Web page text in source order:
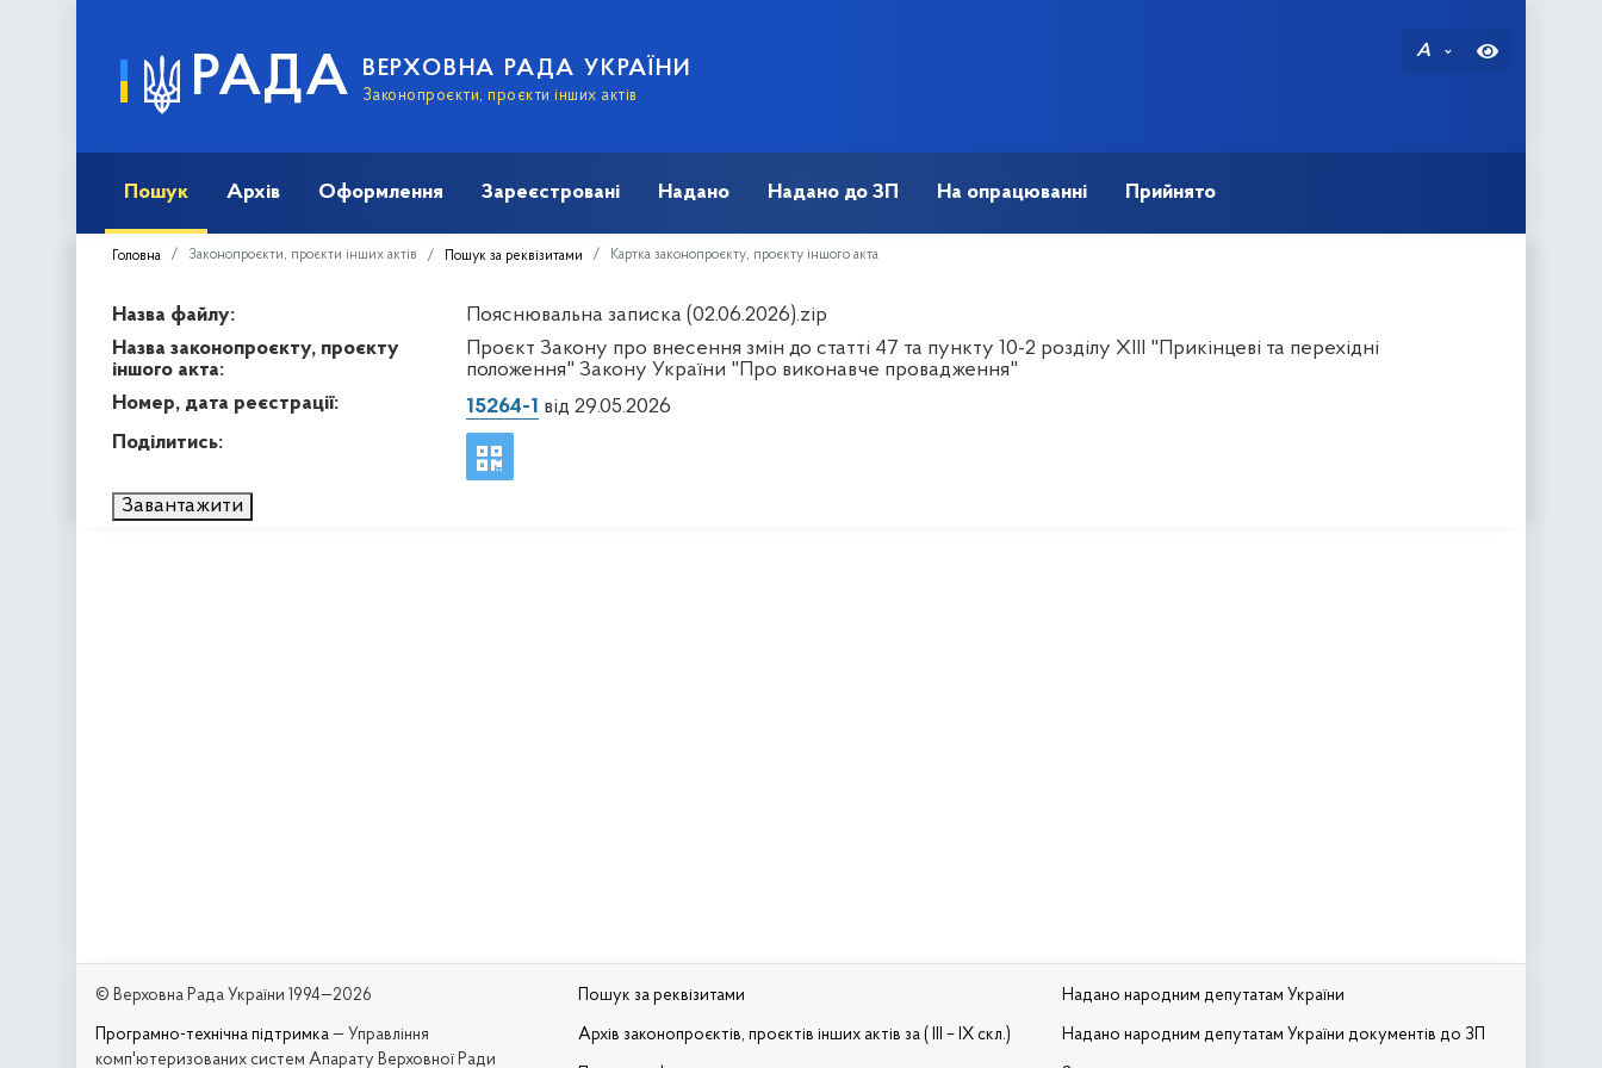
РАДА ВЕРХОВНА РАДА УКРАЇНИ
Законопроєкти, проєкти інших актів
A
Пошук Архів Оформлення Зареєстровані Надано Надано до ЗП На опрацюванні Прийнято
Головна Законопроєкти, проєкти інших актів Пошук за реквізитами Картка законопроєкту, проєкту іншого акта
Назва файлу:
Пояснювальна записка (02.06.2026).zip
Назва законопроєкту, проєкту
іншого акта:
Проєкт Закону про внесення змін до статті 47 та пункту 10-2 розділу XIII "Прикінцеві та перехідні
положення" Закону України "Про виконавче провадження"
Номер, дата реєстрації:
15264-1 від 29.05.2026
Поділитись:
Завантажити
© Верховна Рада України 1994—2026
Програмно-технічна підтримка — Управління
комп'ютеризованих систем Апарату Верховної Ради
Пошук за реквізитами
Архів законопроєктів, проєктів інших актів за ( III – IX скл.)
Надано народним депутатам України
Надано народним депутатам України документів до ЗП